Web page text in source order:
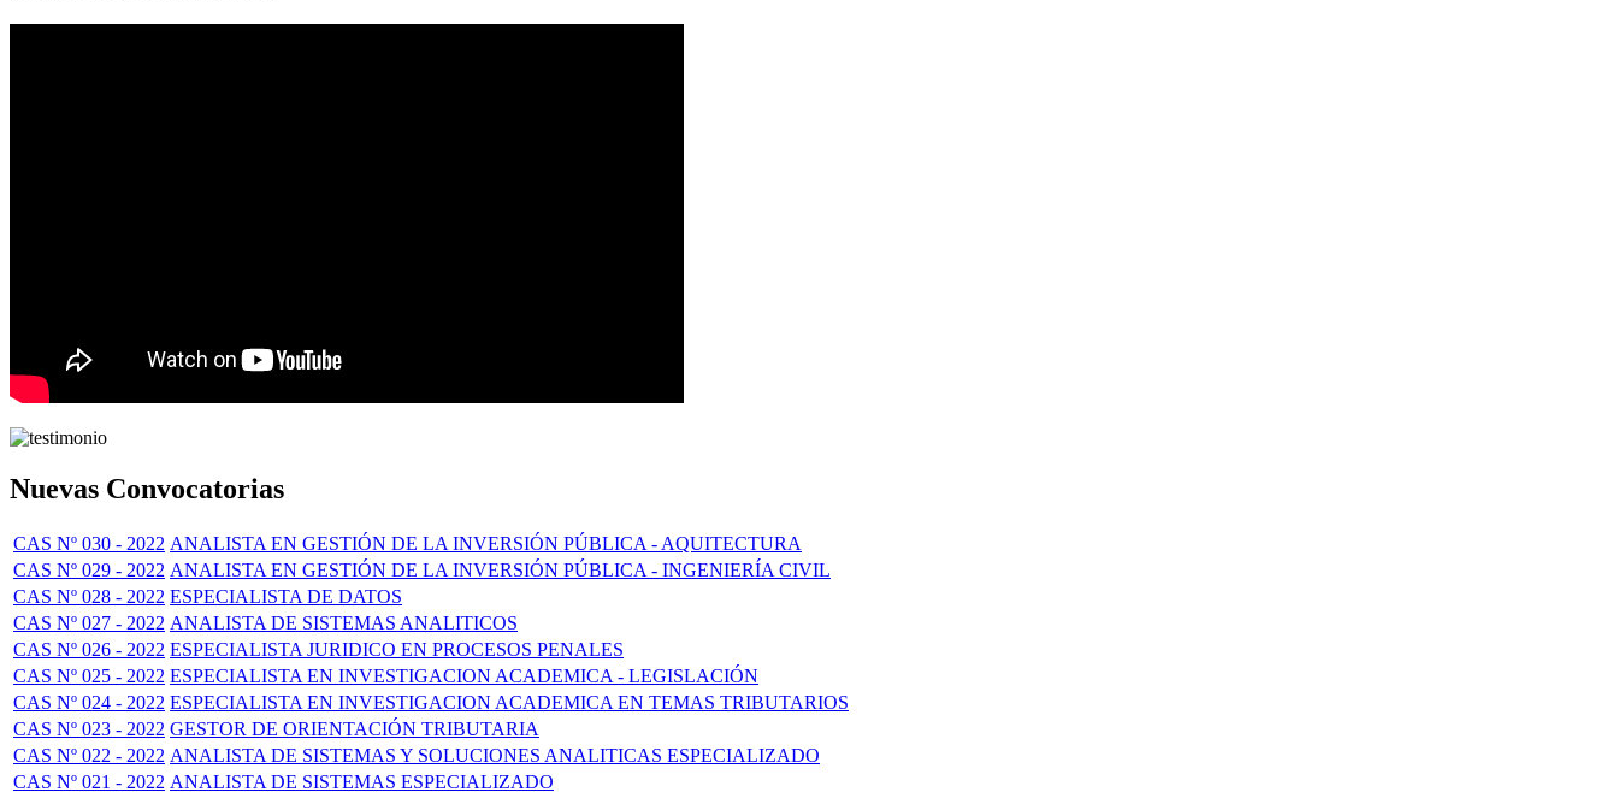
Nuevas Convocatorias
CAS Nº 030 - 2022 ANALISTA EN GESTIÓN DE LA INVERSIÓN PÚBLICA - AQUITECTURA
CAS Nº 029 - 2022 ANALISTA EN GESTIÓN DE LA INVERSIÓN PÚBLICA - INGENIERÍA CIVIL
CAS Nº 028 - 2022 ESPECIALISTA DE DATOS
CAS Nº 027 - 2022 ANALISTA DE SISTEMAS ANALITICOS
CAS Nº 026 - 2022 ESPECIALISTA JURIDICO EN PROCESOS PENALES
CAS Nº 025 - 2022 ESPECIALISTA EN INVESTIGACION ACADEMICA - LEGISLACIÓN
CAS Nº 024 - 2022 ESPECIALISTA EN INVESTIGACION ACADEMICA EN TEMAS TRIBUTARIOS
CAS Nº 023 - 2022 GESTOR DE ORIENTACIÓN TRIBUTARIA
CAS Nº 022 - 2022 ANALISTA DE SISTEMAS Y SOLUCIONES ANALITICAS ESPECIALIZADO
CAS Nº 021 - 2022 ANALISTA DE SISTEMAS ESPECIALIZADO